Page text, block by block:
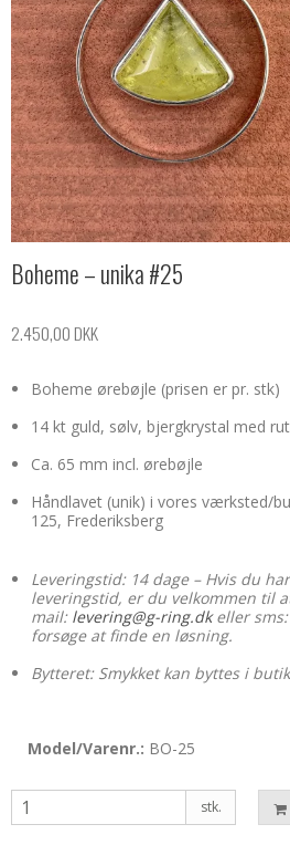
Boheme – unika #25
2.450,00 DKK
Boheme ørebøjle (prisen er pr. stk)
14 kt guld, sølv, bjergkrystal med
Ca. 65 mm incl. ørebøjle
Håndlavet (unik) i vores værksted/
125, Frederiksberg
Leveringstid: 14 dage – Hvis du
leveringstid, er du velkommen til
mail: levering@g-ring.dk eller
forsøge at finde en løsning.
Bytteret: Smykket kan byttes i
Model/Varenr.: BO-25
stk.